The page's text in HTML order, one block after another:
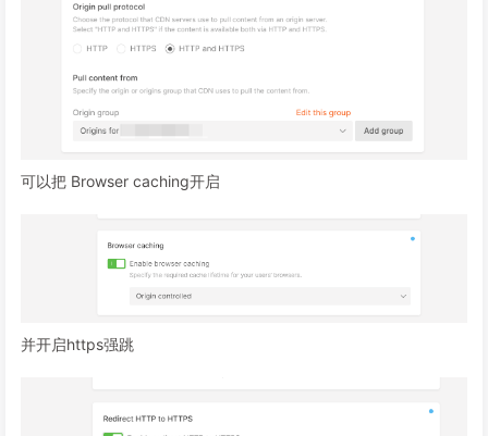
可以把 Browser caching开启
并开启https强跳